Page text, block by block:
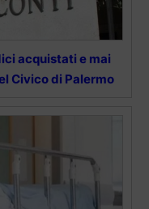
acquistati e mai
Civico di Palermo